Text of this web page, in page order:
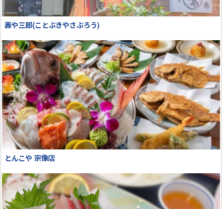
壽や三郎(ことぶきやさぶろう)
とんこや 宗像店